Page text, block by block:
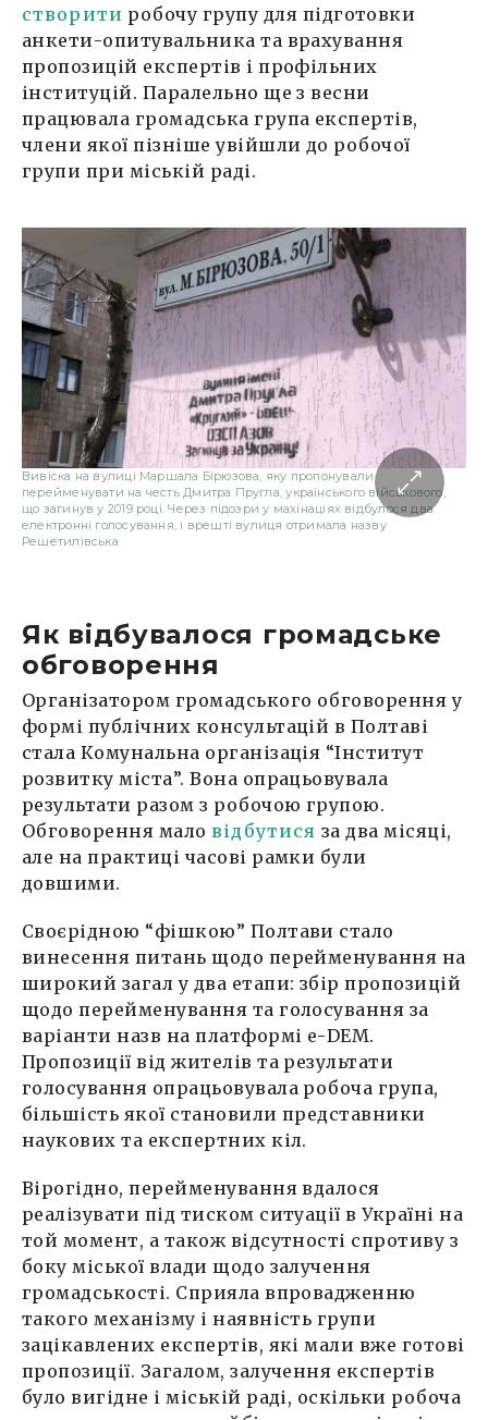
створити робочу групу для підготовки
анкети-опитувальника та врахування
пропозицій експертів і профільних
інституцій. Паралельно ще з весни
працювала громадська група експертів,
члени якої пізніше увійшли до робочої
групи при міській раді.
Вивіска на вулиці Маршала Бірюзова, яку пропонували
перейменувати на честь Дмитра Пругла, українського військового,
що загинув у 2019 році. Через підозри у махінаціях відбулося два
електронні голосування, і врешті вулиця отримала назву
Решетилівська
Як відбувалося громадське
обговорення
Організатором громадського обговорення у
формі публічних консультацій в Полтаві
стала Комунальна організація “Інститут
розвитку міста”. Вона опрацьовувала
результати разом з робочою групою.
Обговорення маловідбутися за два місяці,
але на практиці часові рамки були
довшими.
Своєрідною “фішкою” Полтави стало
винесення питань щодо перейменування на
широкий загал у два етапи: збір пропозицій
щодо перейменування та голосування за
варіанти назв на платформі е-DEM.
Пропозиції від жителів та результати
голосування опрацьовувала робоча група,
більшість якої становили представники
наукових та експертних кіл.
Вірогідно, перейменування вдалося
реалізувати під тиском ситуації в Україні на
той момент, а також відсутності спротиву з
боку міської влади щодо залучення
громадськості. Сприяла впровадженню
такого механізму і наявність групи
зацікавлених експертів, які мали вже готові
пропозиції. Загалом, залучення експертів
було вигідне і міській раді, оскільки робоча